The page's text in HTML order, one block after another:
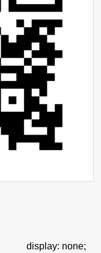
display: none;